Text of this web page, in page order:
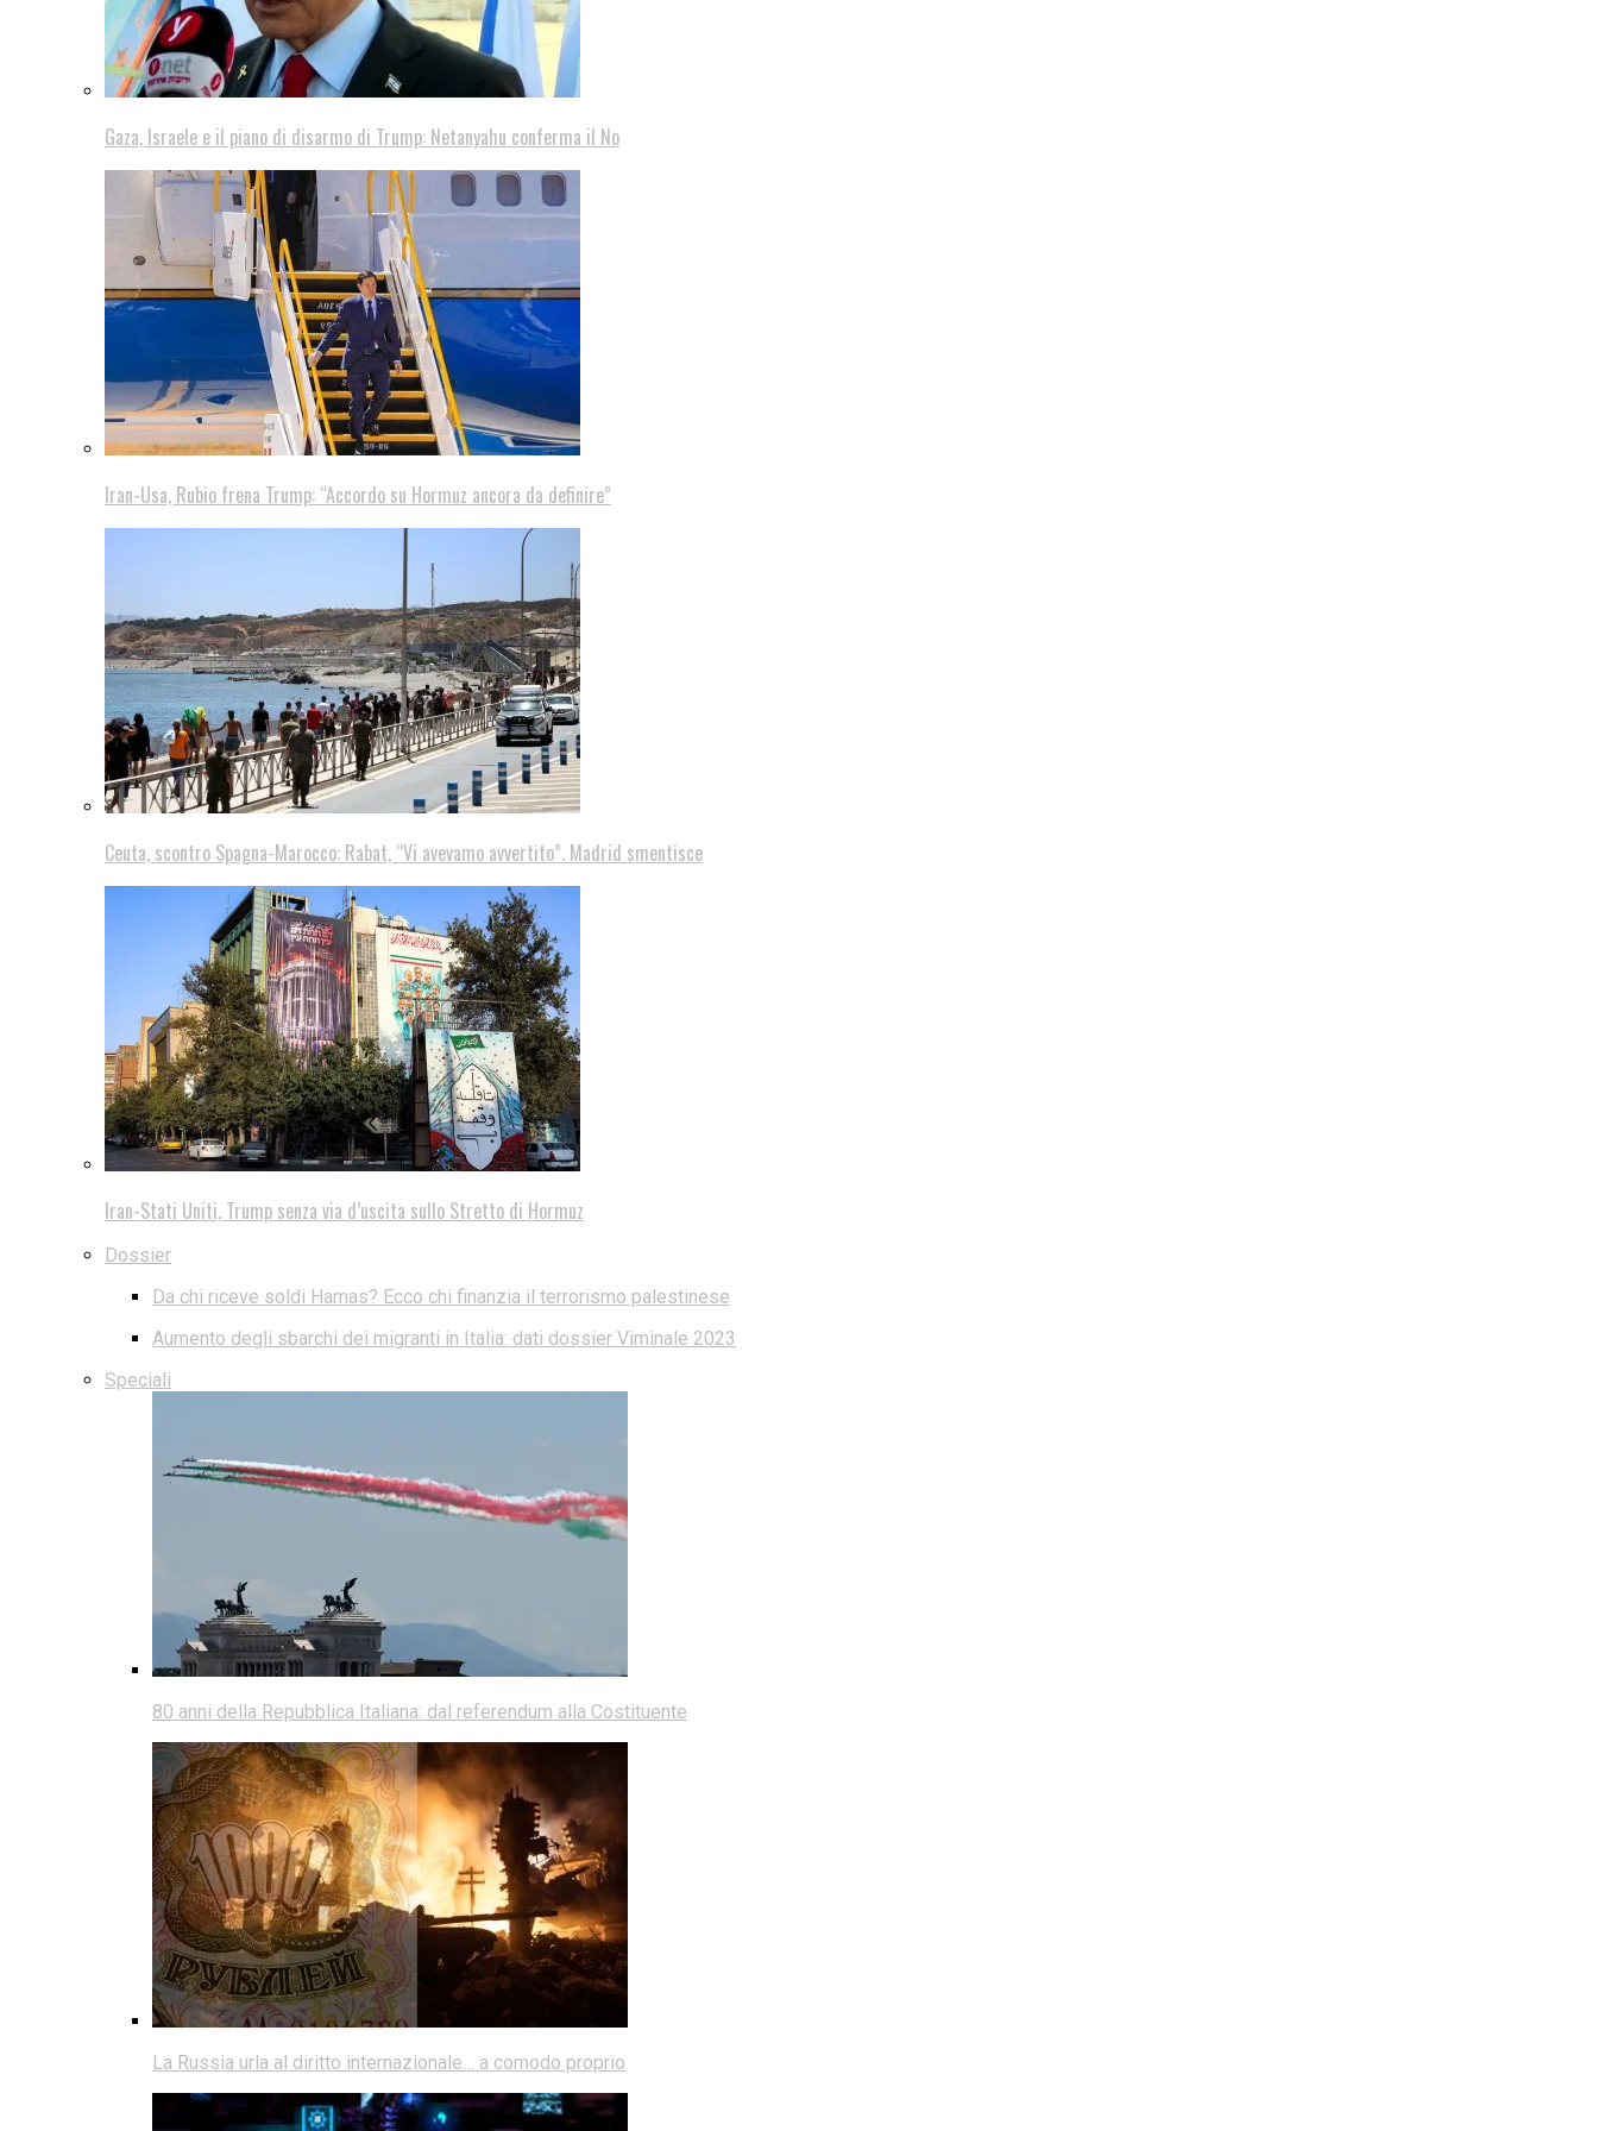
Gaza, Israele e il piano di disarmo di Trump: Netanyahu conferma il No
Iran-Usa, Rubio frena Trump: “Accordo su Hormuz ancora da definire”
Ceuta, scontro Spagna-Marocco: Rabat, “Vi avevamo avvertito”. Madrid smentisce
Iran-Stati Uniti, Trump senza via d’uscita sullo Stretto di Hormuz
Dossier
Da chi riceve soldi Hamas? Ecco chi finanzia il terrorismo palestinese
Aumento degli sbarchi dei migranti in Italia: dati dossier Viminale 2023
Speciali
80 anni della Repubblica Italiana: dal referendum alla Costituente
La Russia urla al diritto internazionale… a comodo proprio